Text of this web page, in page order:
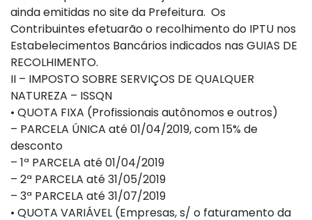
ainda emitidas no site da Prefeitura. Os
Contribuintes efetuarão o recolhimento do IPTU nos
Estabelecimentos Bancários indicados nas GUIAS DE
RECOLHIMENTO.
II – IMPOSTO SOBRE SERVIÇOS DE QUALQUER
NATUREZA – ISSQN
• QUOTA FIXA (Profissionais autônomos e outros)
– PARCELA ÚNICA até 01/04/2019, com 15% de
desconto
– 1ª PARCELA até 01/04/2019
– 2ª PARCELA até 31/05/2019
– 3ª PARCELA até 31/07/2019
• QUOTA VARIÁVEL (Empresas, s/ o faturamento da